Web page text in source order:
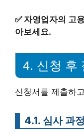
✅ 자영업자의 고
아보세요.
4. 신청 후
신청서를 제출하
4.1. 심사 과정